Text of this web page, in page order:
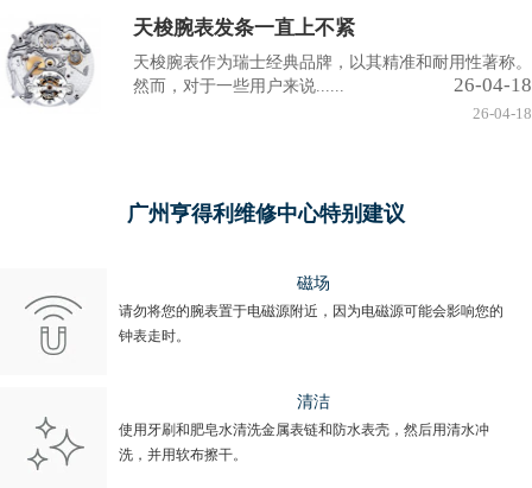
天梭腕表发条一直上不紧
天梭腕表作为瑞士经典品牌，以其精准和耐用性著称。
然而，对于一些用户来说......
26-04-18
26-04-18
广州亨得利维修中心特别建议
磁场
请勿将您的腕表置于电磁源附近，因为电磁源可能会影响您的
钟表走时。
清洁
使用牙刷和肥皂水清洗金属表链和防水表壳，然后用清水冲
洗，并用软布擦干。